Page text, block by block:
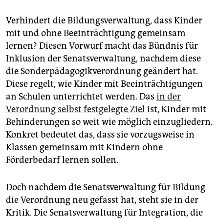
genossenschaft
epaper login
Verhindert die Bildungsverwaltung, dass Kinder
mit und ohne Beeinträchtigung gemeinsam
lernen? Diesen Vorwurf macht das Bündnis für
Inklusion der Senatsverwaltung, nachdem diese
die Sonderpädagogikverordnung geändert hat.
Diese regelt, wie Kinder mit Beeinträchtigungen
an Schulen unterrichtet werden. Das in der
Verordnung selbst festgelegte Ziel ist, Kinder mit
Behinderungen so weit wie möglich einzugliedern.
Konkret bedeutet das, dass sie vorzugsweise in
Klassen gemeinsam mit Kindern ohne
Förderbedarf lernen sollen.
Doch nachdem die Senatsverwaltung für Bildung
die Verordnung neu gefasst hat, steht sie in der
Kritik. Die Senatsverwaltung für Integration, die